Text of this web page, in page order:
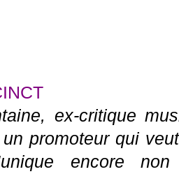
ex-critique
promoteur qui
encore